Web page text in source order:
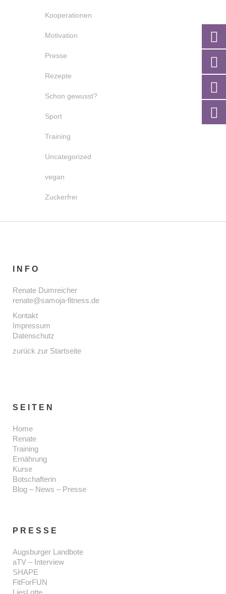
Kooperationen
Motivation
Presse
Rezepte
Schon gewusst?
Sport
Training
Uncategorized
vegan
Zuckerfrei
INFO
Renate Dumreicher
renate@samoja-fitness.de
Kontakt
Impressum
Datenschutz
zurück zur Startseite
SEITEN
Home
Renate
Training
Ernährung
Kurse
Botschafterin
Blog – News – Presse
PRESSE
Augsburger Landbote
aTV – Interview
SHAPE
FitForFUN